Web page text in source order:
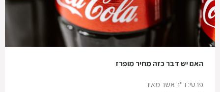
האם יש דבר כזה מחיר מופרז
פרטי: ד"ר אשר מאיר